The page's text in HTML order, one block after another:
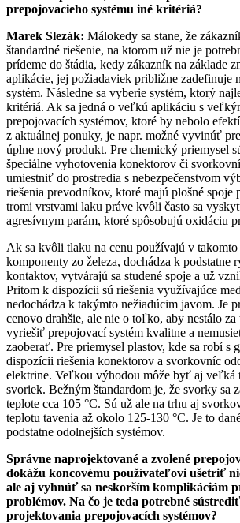
prepojovacieho systému iné kritériá?
Marek Slezák: Málokedy sa stane, že
štandardné riešenie, na ktorom už nie je
prídeme do štádia, kedy zákazník na základe
aplikácie, jej požiadaviek približne zadefinuje
systém. Následne sa vyberie systém, ktorý
kritériá. Ak sa jedná o veľkú aplikáciu s
prepojovacích systémov, ktoré by nebolo
z aktuálnej ponuky, je napr. možné vyvinúť
úplne nový produkt. Pre chemický priemysel
špeciálne vyhotovenia konektorov či
umiestniť do prostredia s nebezpečenstvom
riešenia prevodníkov, ktoré majú plošné spoje
tromi vrstvami laku práve kvôli často sa
agresívnym parám, ktoré spôsobujú oxidáciu
Ak sa kvôli tlaku na cenu používajú v takomto
komponenty zo železa, dochádza k podstatne
kontaktov, vytvárajú sa studené spoje a už
Pritom k dispozícii sú riešenia využívajúce
nedochádza k takýmto nežiadúcim javom. Je
cenovo drahšie, ale nie o toľko, aby nestálo
vyriešiť prepojovací systém kvalitne a
zaoberať. Pre priemysel plastov, kde sa robí s
dispozícii riešenia konektorov a svorkovníc
elektrine. Veľkou výhodou môže byť aj veľká
svoriek. Bežným štandardom je, že svorky sa
teplote cca 105 °C. Sú už ale na trhu aj
teplotu tavenia až okolo 125-130 °C. Je to
podstatne odolnejších systémov.
Správne naprojektované a zvolené
dokážu koncovému používateľovi ušetriť
ale aj vyhnúť sa neskorším komplikáciám
problémov. Na čo je teda potrebné
projektovania prepojovacích systémov?